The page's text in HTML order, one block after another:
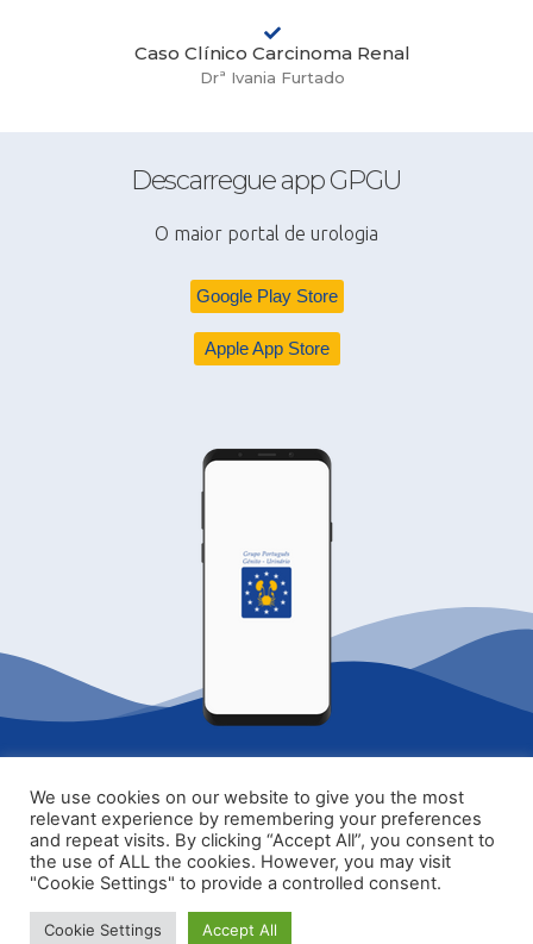
Caso Clínico Carcinoma Renal
Drª Ivania Furtado
Descarregue app GPGU
O maior portal de urologia
Google Play Store
Apple App Store
Home Formações Contactos
We use cookies on our website to give you the most
relevant experience by remembering your preferences
and repeat visits. By clicking “Accept All”, you consent to
the use of ALL the cookies. However, you may visit
"Cookie Settings" to provide a controlled consent.
Cookie Settings Accept All